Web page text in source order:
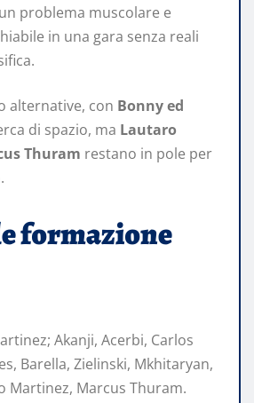
problema muscolare e
in una gara senza reali
alternative, con Bonny ed
di spazio, ma Lautaro
Thuram restano in pole per
formazione
Akanji, Acerbi, Carlos
Barella, Zielinski, Mkhitaryan,
Martinez, Marcus Thuram.